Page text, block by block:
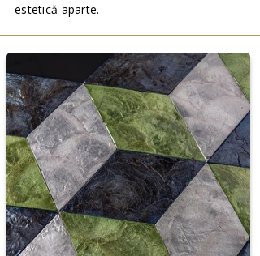
estetică aparte.